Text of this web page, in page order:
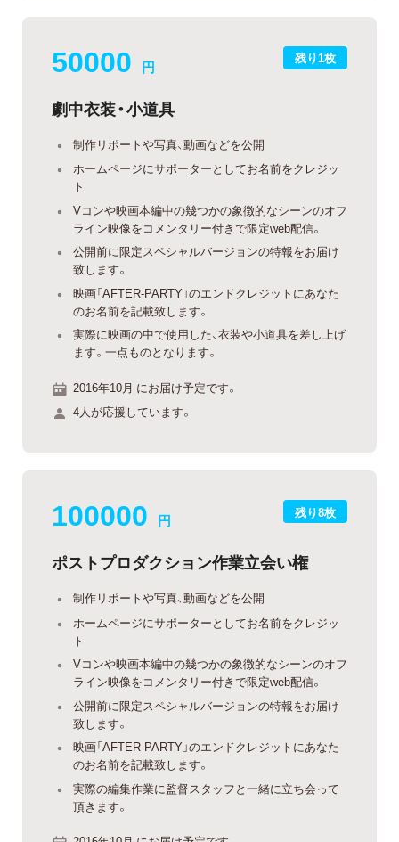
残り1枚
50000 円
劇中衣装・小道具
制作リポートや写真、動画などを公開
ホームページにサポーターとしてお名前をクレジッ
ト
Vコンや映画本編中の幾つかの象徴的なシーンのオフ
ライン映像をコメンタリー付きで限定web配信。
公開前に限定スペシャルバージョンの特報をお届け
致します。
映画「AFTER-PARTY」のエンドクレジットにあなた
のお名前を記載致します。
実際に映画の中で使用した、衣装や小道具を差し上げ
ます。一点ものとなります。
2016年10月 にお届け予定です。
4人が応援しています。
残り8枚
100000 円
ポストプロダクション作業立会い権
制作リポートや写真、動画などを公開
ホームページにサポーターとしてお名前をクレジッ
ト
Vコンや映画本編中の幾つかの象徴的なシーンのオフ
ライン映像をコメンタリー付きで限定web配信。
公開前に限定スペシャルバージョンの特報をお届け
致します。
映画「AFTER-PARTY」のエンドクレジットにあなた
のお名前を記載致します。
実際の編集作業に監督スタッフと一緒に立ち会って
頂きます。